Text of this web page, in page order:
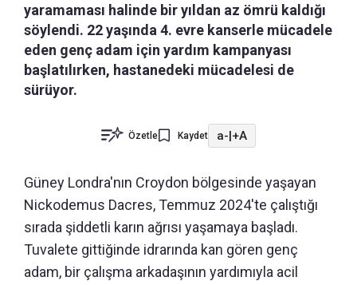
yaramaması halinde bir yıldan az ömrü kaldığı
söylendi. 22 yaşında 4. evre kanserle mücadele
eden genç adam için yardım kampanyası
başlatılırken, hastanedeki mücadelesi de
sürüyor.
Özetle Kaydet a-|+A
Güney Londra'nın Croydon bölgesinde yaşayan
Nickodemus Dacres, Temmuz 2024'te çalıştığı
sırada şiddetli karın ağrısı yaşamaya başladı.
Tuvalete gittiğinde idrarında kan gören genç
adam, bir çalışma arkadaşının yardımıyla acil